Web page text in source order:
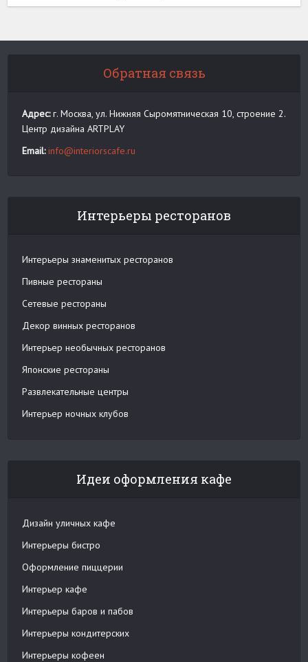
Обратная связь
Адрес:г. Москва, ул. Нижняя Сыромятническая 10, строение 2.
Центр дизайна ARTPLAY
Email: info@interiorscafe.ru
Интерьеры ресторанов
Интерьеры знаменитых ресторанов
Пивные рестораны
Сетевые рестораны
Декор винных ресторанов
Интерьер необычных ресторанов
Японские рестораны
Развлекательные центры
Интерьер ночных клубов
Идеи оформления кафе
Дизайн уличных кафе
Интерьеры бистро
Оформление пиццерии
Интерьер кафе
Интерьеры баров и пабов
Интерьеры кондитерских
Интерьеры кофеен